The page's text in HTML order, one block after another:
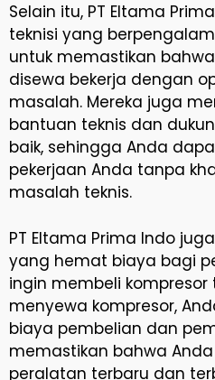
Selain itu, PT Eltama
teknisi yang
untuk memastikan
disewa bekerja dengan
masalah. Mereka juga
bantuan teknis dan
baik, sehingga Anda
pekerjaan Anda tanpa
masalah teknis.
PT Eltama Prima Indo
yang hemat biaya bagi
ingin membeli kompresor
menyewa kompresor,
biaya pembelian dan
memastikan bahwa
peralatan terbaru dan